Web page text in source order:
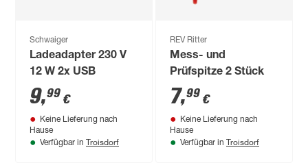
Schwaiger
Ladeadapter 230 V
12 W 2x USB
9,99 €
Keine Lieferung nach
Hause
Verfügbar in Troisdorf
REV Ritter
Mess- und
Prüfspitze 2 Stück
7,99 €
Keine Lieferung nach
Hause
Verfügbar in Troisdorf